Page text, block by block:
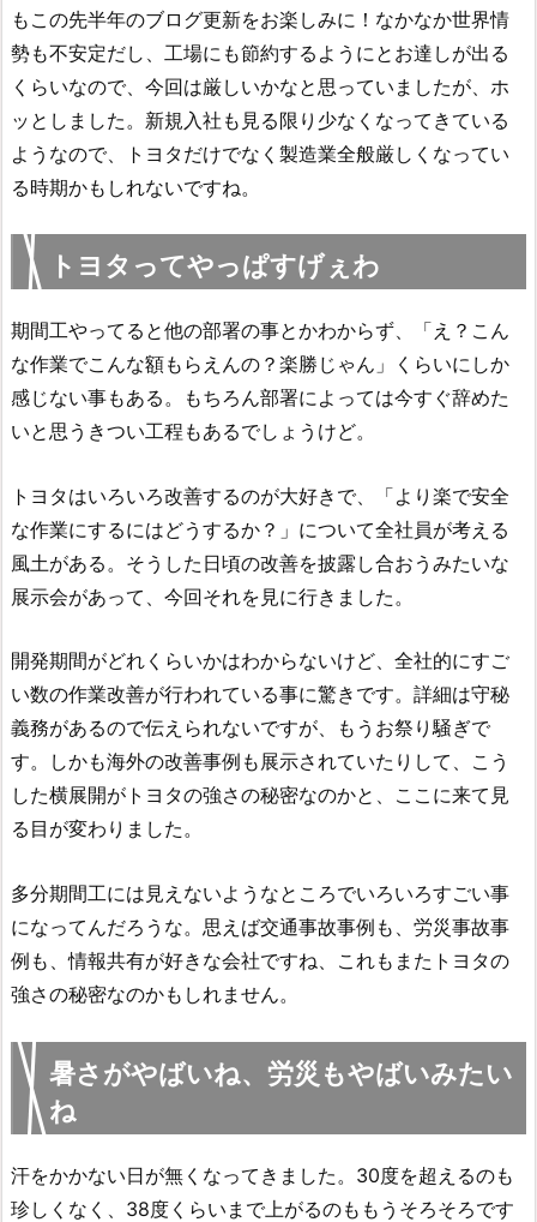
もこの先半年のブログ更新をお楽しみに！なかなか世界情
勢も不安定だし、工場にも節約するようにとお達しが出る
くらいなので、今回は厳しいかなと思っていましたが、ホ
ッとしました。新規入社も見る限り少なくなってきている
ようなので、トヨタだけでなく製造業全般厳しくなってい
る時期かもしれないですね。
トヨタってやっぱすげぇわ
期間工やってると他の部署の事とかわからず、「え？こん
な作業でこんな額もらえんの？楽勝じゃん」くらいにしか
感じない事もある。もちろん部署によっては今すぐ辞めた
いと思うきつい工程もあるでしょうけど。
トヨタはいろいろ改善するのが大好きで、「より楽で安全
な作業にするにはどうするか？」について全社員が考える
風土がある。そうした日頃の改善を披露し合おうみたいな
展示会があって、今回それを見に行きました。
開発期間がどれくらいかはわからないけど、全社的にすご
い数の作業改善が行われている事に驚きです。詳細は守秘
義務があるので伝えられないですが、もうお祭り騒ぎで
す。しかも海外の改善事例も展示されていたりして、こう
した横展開がトヨタの強さの秘密なのかと、ここに来て見
る目が変わりました。
多分期間工には見えないようなところでいろいろすごい事
になってんだろうな。思えば交通事故事例も、労災事故事
例も、情報共有が好きな会社ですね、これもまたトヨタの
強さの秘密なのかもしれません。
暑さがやばいね、労災もやばいみたい
ね
汗をかかない日が無くなってきました。30度を超えるのも
珍しくなく、38度くらいまで上がるのももうそろそろです